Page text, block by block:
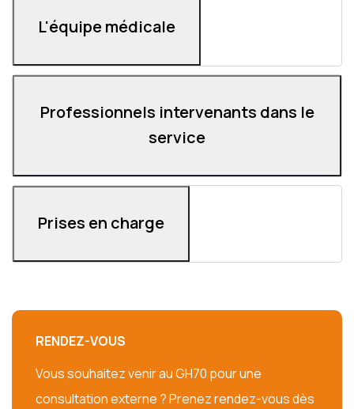
L'équipe médicale
Professionnels intervenants dans le
service
Prises en charge
RENDEZ-VOUS
Vous souhaitez venir au GH70 pour une
consultation externe ? Prenez rendez-vous dès